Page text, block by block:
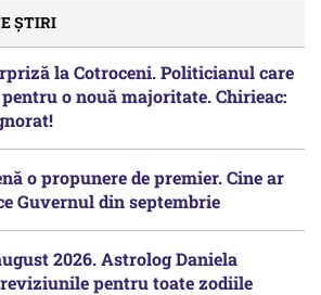
ȘTIRI
la Cotroceni. Politicianul care
o nouă majoritate. Chirieac:
o propunere de premier. Cine ar
Guvernul din septembrie
2026. Astrolog Daniela
pentru toate zodiile